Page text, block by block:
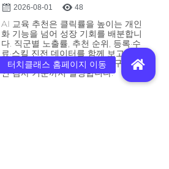
2026-08-01 48
AI 교육 추천은 클릭률을 높이는 개인
화 기능을 넘어 성장 기회를 배분합니
다. 직군별 노출률, 추천 순위, 등록·수
료·스킬 진전 데이터를 함께 보고 추천
편향과 기회 격차를 점검하는 구체적
인 감사 기준까지 설명합니다.